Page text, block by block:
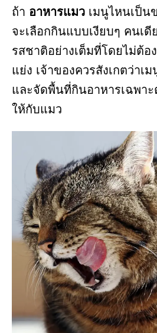
ถ้า อาหารแมว เมนูไหนเป็น
จะเลือกกินแบบเงียบๆ คนเดี
รสชาติอย่างเต็มที่โดยไม่ต้อ
แย่ง เจ้าของควรสังเกตว่าเ
และจัดพื้นที่กินอาหารเฉพาะ
ให้กับแมว